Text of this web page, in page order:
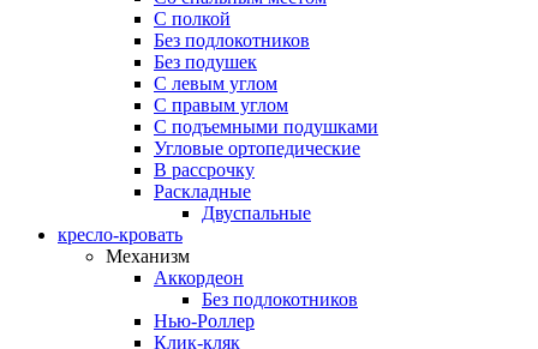
С полкой
Без подлокотников
Без подушек
C левым углом
C правым углом
С подъемными подушками
Угловые ортопедические
В рассрочку
Раскладные
Двуспальные
кресло-кровать
Механизм
Аккордеон
Без подлокотников
Нью-Роллер
Клик-кляк